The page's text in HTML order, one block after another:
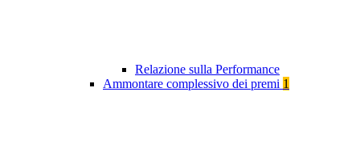
Relazione sulla Performance
Ammontare complessivo dei premi 1